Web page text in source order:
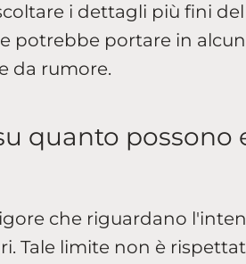
i dettagli più fini
potrebbe portare in
da rumore.
quanto possono
che riguardano
Tale limite non è